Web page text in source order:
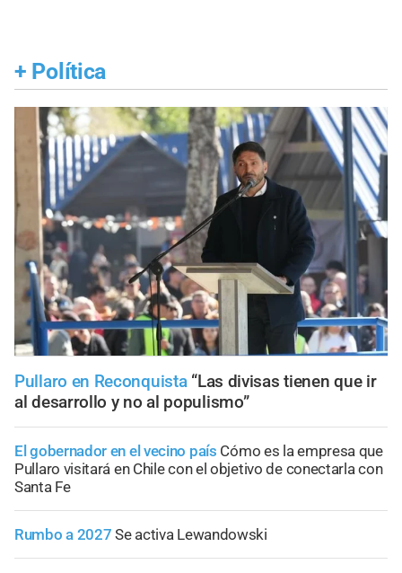
+ Política
Pullaro en Reconquista “Las divisas tienen que ir
al desarrollo y no al populismo”
El gobernador en el vecino país Cómo es la empresa que
Pullaro visitará en Chile con el objetivo de conectarla con
Santa Fe
Rumbo a 2027 Se activa Lewandowski